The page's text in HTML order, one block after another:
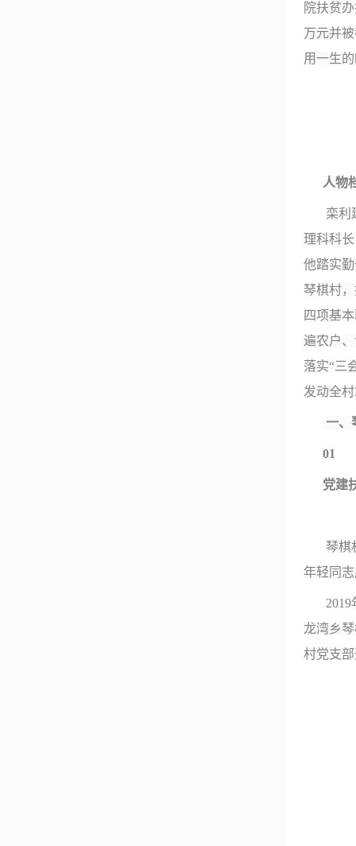
院扶贫
万元并
用一生
人物
栾利
理科科
他踏实
琴棋村
四项基
遍农户
落实“三
发动全村
一、
01
党建
琴棋
年轻同
2019
龙湾乡
村党支